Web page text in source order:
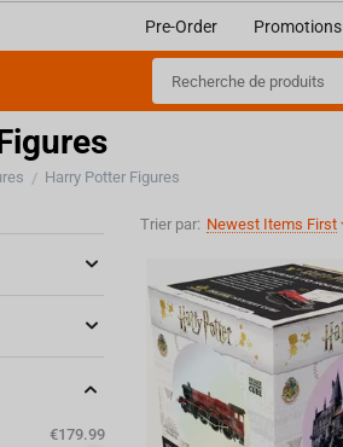
Pre-Order Promotions
/ Harry Potter Figures
Trier par: Newest Items First
‎€179.99